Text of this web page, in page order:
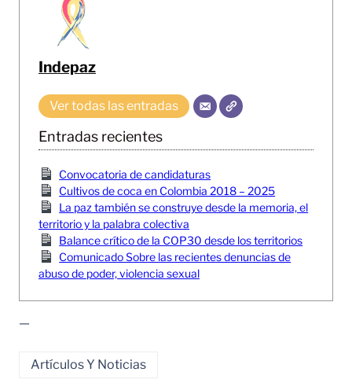
Indepaz
Ver todas las entradas
Entradas recientes
Convocatoria de candidaturas
Cultivos de coca en Colombia 2018 – 2025
La paz también se construye desde la memoria, el
territorio y la palabra colectiva
Balance crítico de la COP30 desde los territorios
Comunicado Sobre las recientes denuncias de
abuso de poder, violencia sexual
—
Artículos Y Noticias